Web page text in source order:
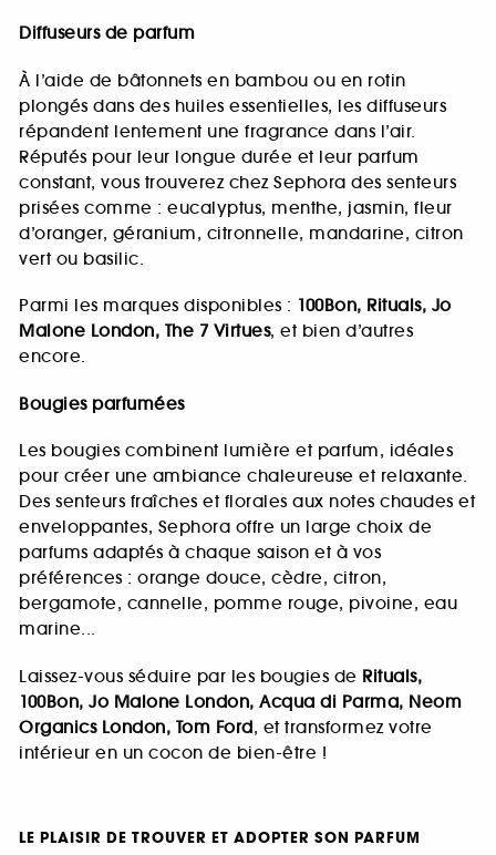
Diffuseurs de parfum
À l’aide de bâtonnets en bambou ou en rotin
plongés dans des huiles essentielles, les diffuseurs
répandent lentement une fragrance dans l’air.
Réputés pour leur longue durée et leur parfum
constant, vous trouverez chez Sephora des senteurs
prisées comme : eucalyptus, menthe, jasmin, fleur
d’oranger, géranium, citronnelle, mandarine, citron
vert ou basilic.
Parmi les marques disponibles : 100Bon, Rituals, Jo
Malone London, The 7 Virtues, et bien d’autres
encore.
Bougies parfumées
Les bougies combinent lumière et parfum, idéales
pour créer une ambiance chaleureuse et relaxante.
Des senteurs fraîches et florales aux notes chaudes et
enveloppantes, Sephora offre un large choix de
parfums adaptés à chaque saison et à vos
préférences : orange douce, cèdre, citron,
bergamote, cannelle, pomme rouge, pivoine, eau
marine...
Laissez-vous séduire par les bougies de Rituals,
100Bon, Jo Malone London, Acqua di Parma, Neom
Organics London, Tom Ford, et transformez votre
intérieur en un cocon de bien-être !
LE PLAISIR DE TROUVER ET ADOPTER SON PARFUM